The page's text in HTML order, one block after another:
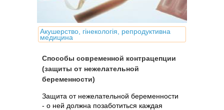
Акушерство, гінекологія, репродуктивна
медицина
Способы современной контрацепции
(защиты от нежелательной
беременности)
Защита от нежелательной беременности
- о ней должна позаботиться каждая